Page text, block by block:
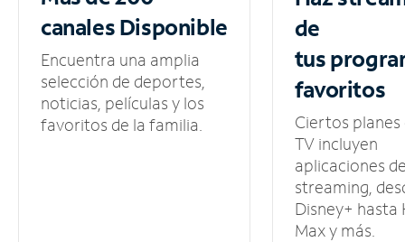
canalesDisponible
Encuentra una amplia
selección de deportes,
noticias, películas y los
favoritos de la familia.
de
tus
favoritos
Ciertos planes
TV incluyen
aplicaciones
streaming,
Disney+ hasta
Max y más.